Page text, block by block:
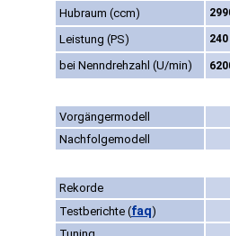
Hubraum (ccm)
Leistung (PS)
240
bei Nenndrehzahl (U/min)
Vorgängermodell
Nachfolgemodell
Rekorde
Testberichte (faq)